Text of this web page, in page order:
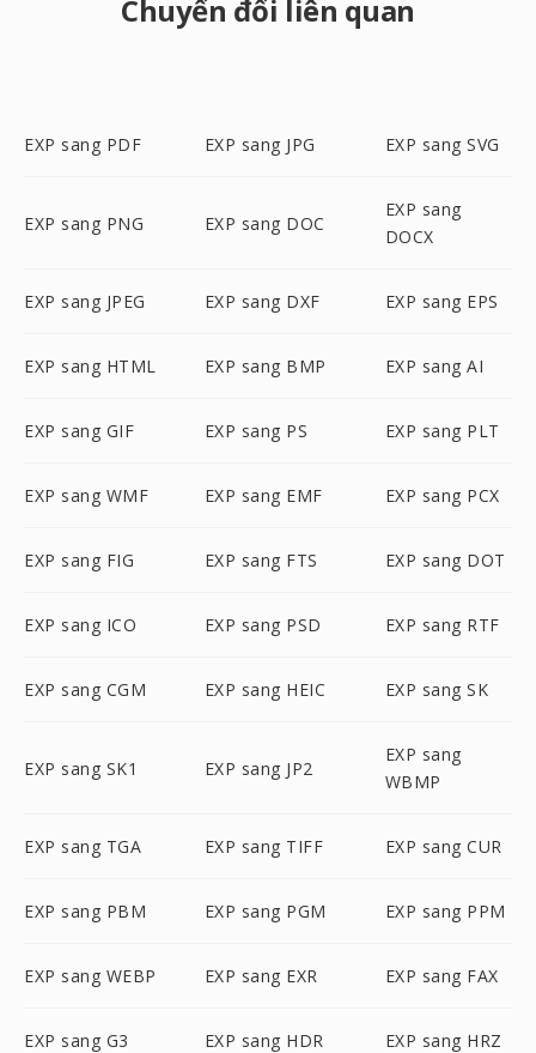
Chuyển đổi liên quan
EXP sang PDF EXP sang JPG EXP sang SVG
EXP sang PNG EXP sang DOC
EXP sang
DOCX
EXP sang JPEG EXP sang DXF EXP sang EPS
EXP sang HTML EXP sang BMP EXP sang AI
EXP sang GIF EXP sang PS EXP sang PLT
EXP sang WMF EXP sang EMF EXP sang PCX
EXP sang FIG EXP sang FTS EXP sang DOT
EXP sang ICO EXP sang PSD EXP sang RTF
EXP sang CGM EXP sang HEIC EXP sang SK
EXP sang SK1 EXP sang JP2
EXP sang
WBMP
EXP sang TGA EXP sang TIFF EXP sang CUR
EXP sang PBM EXP sang PGM EXP sang PPM
EXP sang WEBP EXP sang EXR EXP sang FAX
EXP sang G3 EXP sang HDR EXP sang HRZ